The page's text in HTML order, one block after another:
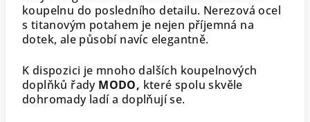
koupelnu do posledního detailu. Nerezová ocel
s titanovým potahem je nejen příjemná na
dotek, ale působí navíc elegantně.
K dispozici je mnoho dalších koupelnových
doplňků řady MODO, které spolu skvěle
dohromady ladí a doplňují se.